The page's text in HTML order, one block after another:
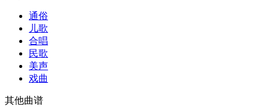
通俗
儿歌
合唱
民歌
美声
戏曲
其他曲谱